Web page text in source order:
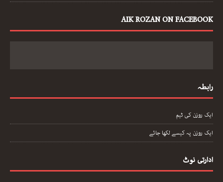
AIK ROZAN ON FACEBOOK
رابطہ
ایک روزن کی ٹیم
ایک روزن پہ کیسے لکھا جائے
ادارتی نوٹ